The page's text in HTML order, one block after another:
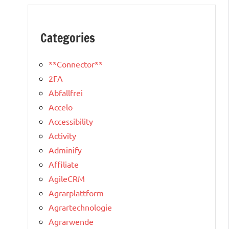
Categories
**Connector**
2FA
Abfallfrei
Accelo
Accessibility
Activity
Adminify
Affiliate
AgileCRM
Agrarplattform
Agrartechnologie
Agrarwende